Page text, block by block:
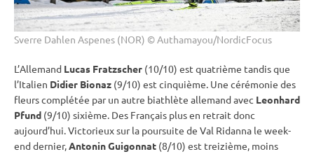
Sverre Dahlen Aspenes (NOR) © Authamayou/NordicFocus
L’Allemand Lucas Fratzscher (10/10) est quatrième tandis que
l’Italien Didier Bionaz (9/10) est cinquième. Une cérémonie des
fleurs complétée par un autre biathlète allemand avec Leonhard
Pfund (9/10) sixième. Des Français plus en retrait donc
aujourd’hui. Victorieux sur la poursuite de Val Ridanna le week-
end dernier,Antonin Guigonnat (8/10) est treizième, moins